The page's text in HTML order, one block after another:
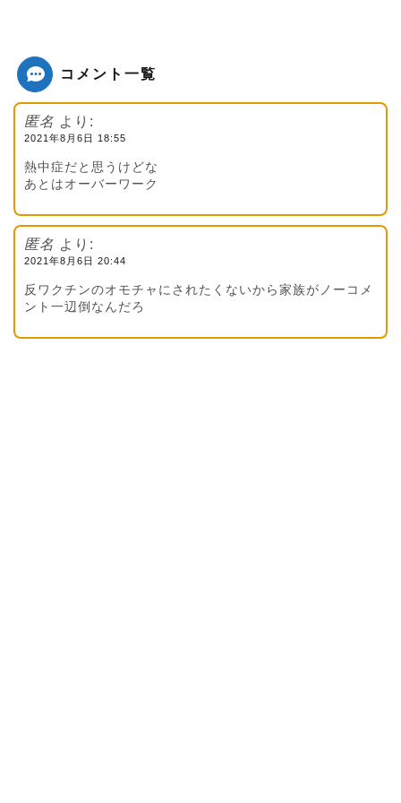
コメント一覧
匿名 より:
2021年8月6日 18:55
熱中症だと思うけどな
あとはオーバーワーク
匿名 より:
2021年8月6日 20:44
反ワクチンのオモチャにされたくないから家族がノーコメ
ント一辺倒なんだろ